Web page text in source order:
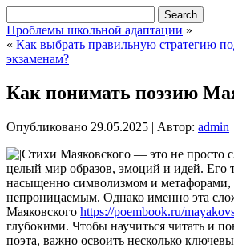
Проблемы школьной адаптации »
« Как выбрать правильную стратегию
экзаменам?
Как понимать поэзию
Опубликовано 29.05.2025 | Автор: admin
Стихи Маяковского — это не просто
целый мир образов, эмоций и идей. Его
насыщенно символизмом и метафорами,
непроницаемым. Однако именно эта
Маяковского https://poembook.ru/
глубокими. Чтобы научиться читать и
поэта, важно освоить несколько